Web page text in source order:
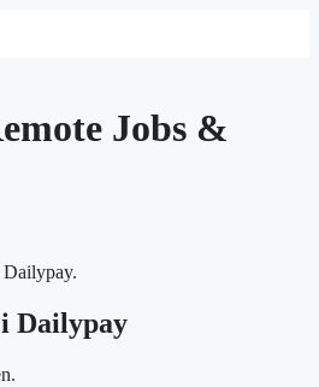
Jobs &
Dailypay